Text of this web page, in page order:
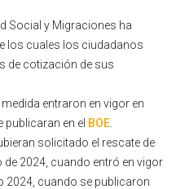
Social y Migraciones ha
los cuales los ciudadanos
de cotización de sus
entraron en vigor en
publicaran en el BOE
solicitado el rescate de
2024, cuando entró en vigor
2024, cuando se publicaron